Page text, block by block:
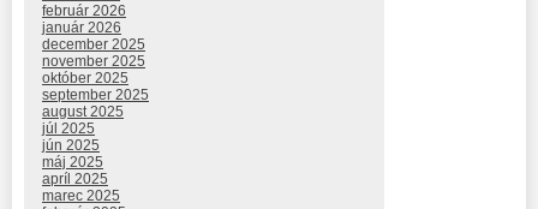
február 2026
január 2026
december 2025
november 2025
október 2025
september 2025
august 2025
júl 2025
jún 2025
máj 2025
apríl 2025
marec 2025